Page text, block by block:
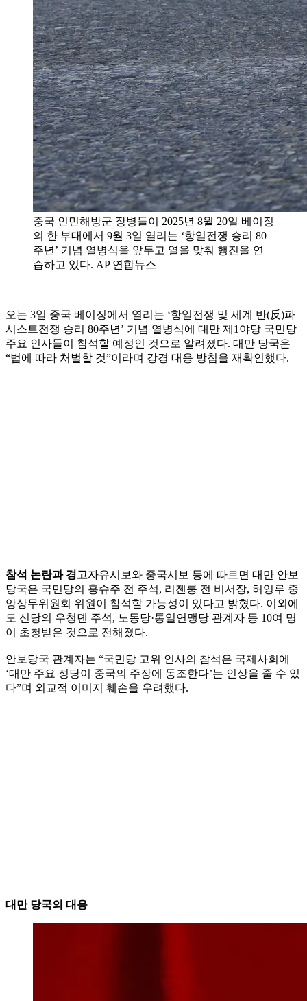
중국 인민해방군 장병들이 2025년 8월 20일 베이징
의 한 부대에서 9월 3일 열리는 ‘항일전쟁 승리 80
주년’ 기념 열병식을 앞두고 열을 맞춰 행진을 연
습하고 있다. AP 연합뉴스
오는 3일 중국 베이징에서 열리는 ‘항일전쟁 및 세계 반(反)파
시스트전쟁 승리 80주년’ 기념 열병식에 대만 제1야당 국민당
주요 인사들이 참석할 예정인 것으로 알려졌다. 대만 당국은
“법에 따라 처벌할 것”이라며 강경 대응 방침을 재확인했다.
참석 논란과 경고자유시보와 중국시보 등에 따르면 대만 안보
당국은 국민당의 훙슈주 전 주석, 리젠룽 전 비서장, 허잉루 중
앙상무위원회 위원이 참석할 가능성이 있다고 밝혔다. 이외에
도 신당의 우청뎬 주석, 노동당·통일연맹당 관계자 등 10여 명
이 초청받은 것으로 전해졌다.
안보당국 관계자는 “국민당 고위 인사의 참석은 국제사회에
‘대만 주요 정당이 중국의 주장에 동조한다’는 인상을 줄 수 있
다”며 외교적 이미지 훼손을 우려했다.
대만 당국의 대응